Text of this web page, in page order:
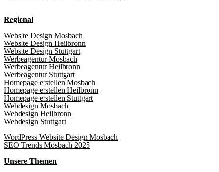
Regional
Website Design Mosbach
Website Design Heilbronn
Website Design Stuttgart
Werbeagentur Mosbach
Werbeagentur Heilbronn
Werbeagentur Stuttgart
Homepage erstellen Mosbach
Homepage erstellen Heilbronn
Homepage erstellen Stuttgart
Webdesign Mosbach
Webdesign Heilbronn
Webdesign Stuttgart
WordPress Website Design Mosbach
SEO Trends Mosbach 2025
Unsere Themen